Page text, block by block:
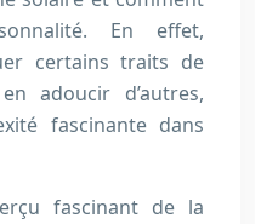
En effet,
certains traits de
adoucir d’autres,
fascinante dans
fascinant de la